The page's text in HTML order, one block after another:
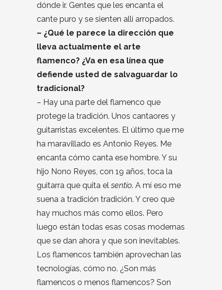
dónde ir. Gentes que les encanta el
cante puro y se sienten allí arropados.
– ¿Qué le parece la dirección que
lleva actualmente el arte
flamenco? ¿Va en esa línea que
defiende usted de salvaguardar lo
tradicional?
– Hay una parte del flamenco que
protege la tradición. Unos cantaores y
guitarristas excelentes. El último que me
ha maravillado es Antonio Reyes. Me
encanta cómo canta ese hombre. Y su
hijo Nono Reyes, con 19 años, toca la
guitarra que quita el sentío. A mí eso me
suena a tradición tradición. Y creo que
hay muchos más como ellos. Pero
luego están todas esas cosas modernas
que se dan ahora y que son inevitables.
Los flamencos también aprovechan las
tecnologías, cómo no. ¿Son más
flamencos o menos flamencos? Son